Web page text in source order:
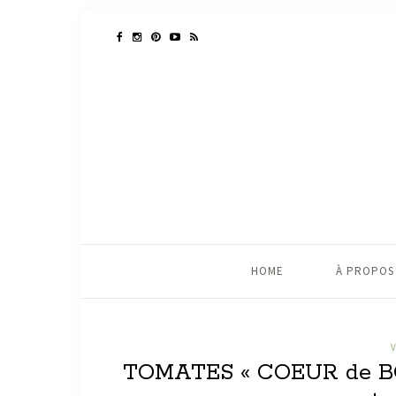
HOME À PROPOS
TOMATES « COEUR de